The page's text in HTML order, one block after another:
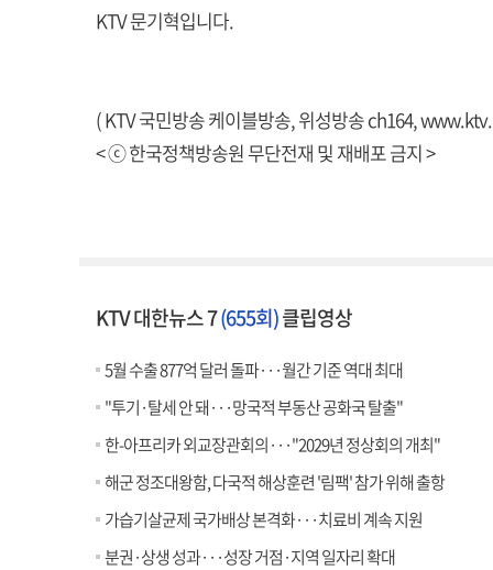
KTV 문기혁입니다.
( KTV 국민방송 케이블방송, 위성방송 ch164,
< ⓒ 한국정책방송원 무단전재 및 재배포 금지 >
KTV 대한뉴스 7(655회)클립영상
5월 수출 877억 달러 돌파···월간 기준 역대 최대
"투기·탈세 안 돼···망국적 부동산 공화국 탈출"
한-아프리카 외교장관회의···"2029년 정상회의 개최"
해군 정조대왕함, 다국적 해상훈련 '림팩' 참가 위해 출항
가습기살균제 국가배상 본격화···치료비 계속 지원
분권·상생 성과···성장 거점·지역 일자리 확대